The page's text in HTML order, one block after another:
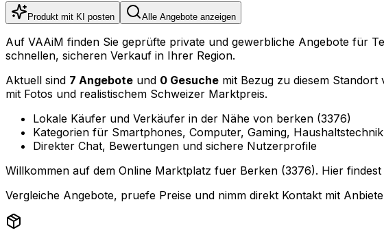
Produkt mit KI posten Alle Angebote anzeigen
Auf VAAiM finden Sie geprüfte private und gewerbliche Angebote für
schnellen, sicheren Verkauf in Ihrer Region.
Aktuell sind 7 Angebote und 0 Gesuche mit Bezug zu diesem
mit Fotos und realistischem Schweizer Marktpreis.
Lokale Käufer und Verkäufer in der Nähe von berken (3376)
Kategorien für Smartphones, Computer, Gaming,
Direkter Chat, Bewertungen und sichere Nutzerprofile
Willkommen auf dem Online Marktplatz fuer Berken (3376). Hier
Vergleiche Angebote, pruefe Preise und nimm direkt Kontakt mit